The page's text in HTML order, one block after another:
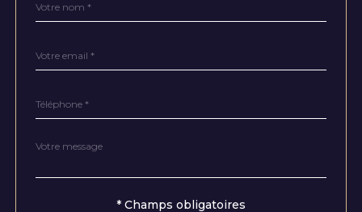
par
*
*
*
Fieldset
Message
*
* Champs obligatoires